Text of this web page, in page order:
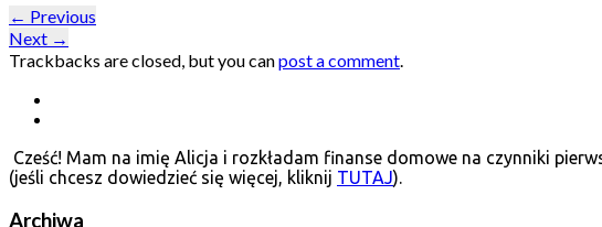
← Previous
Next →
Trackbacks are closed, but you canpost a comment
Cześć! Mam na imię Alicja i rozkładam finanse domowe na czynniki
(jeśli chcesz dowiedzieć się więcej, kliknij TUTAJ).
Archiwa